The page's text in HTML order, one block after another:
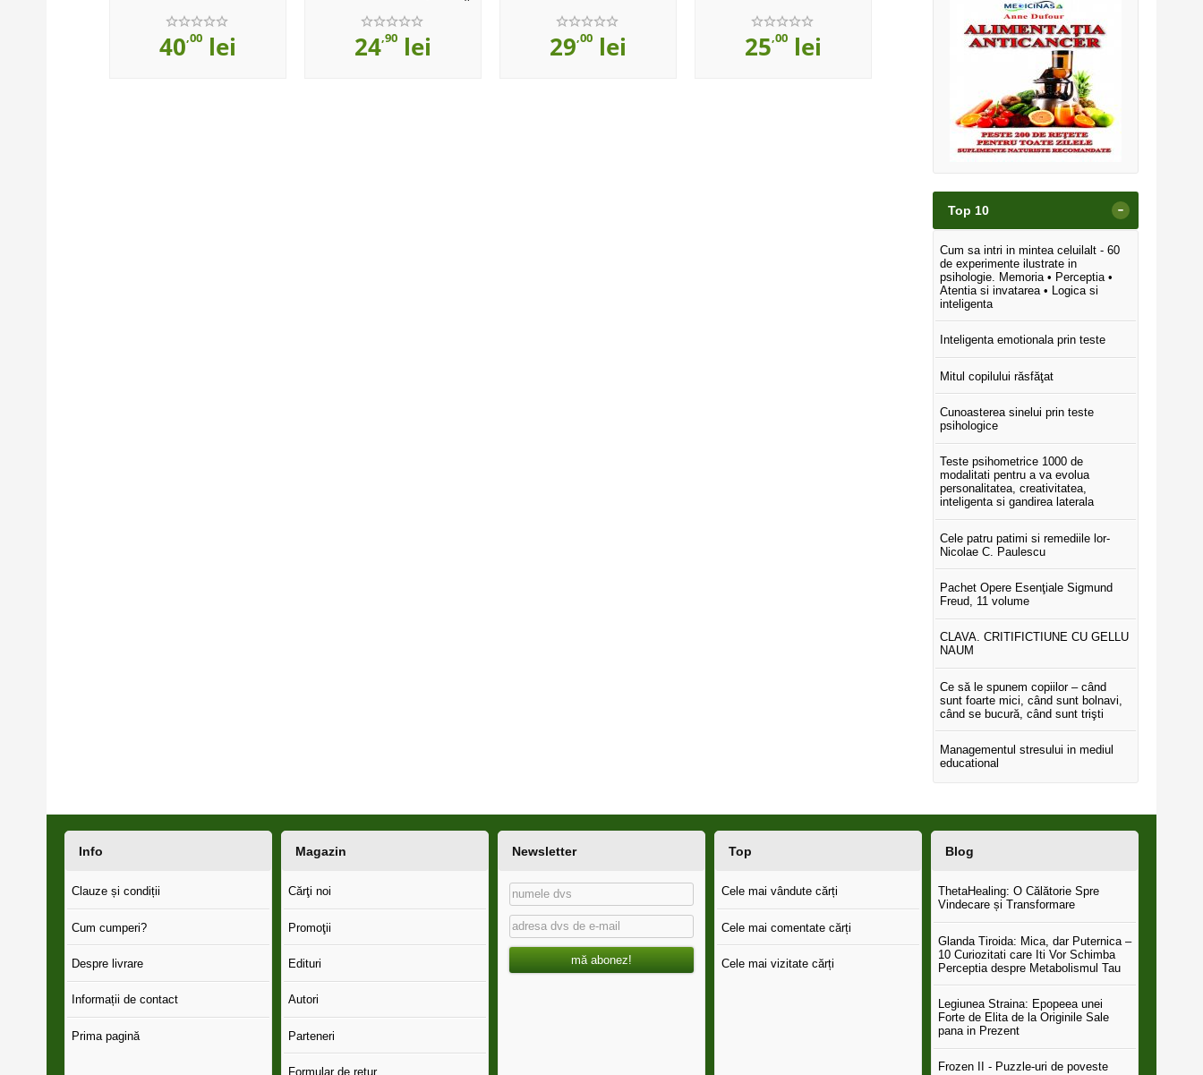
40,00 lei 24,90 lei 29,00 lei 25,00 lei 36,00lei
Top 10 -
Cum sa intri in mintea celuilalt - 60
de experimente ilustrate in
psihologie. Memoria • Perceptia •
Atentia si invatarea • Logica si
inteligenta
Inteligenta emotionala prin teste
Mitul copilului răsfăţat
Cunoasterea sinelui prin teste
psihologice
Teste psihometrice 1000 de
modalitati pentru a va evolua
personalitatea, creativitatea,
inteligenta si gandirea laterala
Cele patru patimi si remediile lor-
Nicolae C. Paulescu
Pachet Opere Esenţiale Sigmund
Freud, 11 volume
CLAVA. CRITIFICTIUNE CU GELLU
NAUM
Ce să le spunem copiilor – când
sunt foarte mici, când sunt bolnavi,
când se bucură, când sunt trişti
Managementul stresului in mediul
educational
Info
Clauze și condiții
Cum cumperi?
Despre livrare
Informații de contact
Prima pagină
Magazin
Cărţi noi
Promoţii
Edituri
Autori
Parteneri
Formular de retur
Newsletter
mă abonez!
Top
Cele mai vândute cărți
Cele mai comentate cărți
Cele mai vizitate cărți
Blog
ThetaHealing: O Călătorie Spre
Vindecare și Transformare
Glanda Tiroida: Mica, dar Puternica –
10 Curiozitati care Iti Vor Schimba
Perceptia despre Metabolismul Tau
Legiunea Straina: Epopeea unei
Forte de Elita de la Originile Sale
pana in Prezent
Frozen II - Puzzle-uri de poveste